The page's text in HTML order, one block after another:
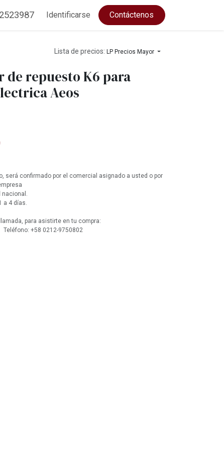
Identificarse Contáctenos
Lista de precios: LP Precios Mayor
repuesto K6 para
Aeos
será confirmado por el comercial asignado a usted o por
a 4 días.
para asistirte en tu compra:
+58 0212-9750802